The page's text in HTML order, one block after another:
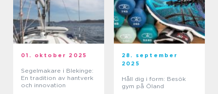
01. oktober 2025
Segelmakare i Blekinge:
En tradition av hantverk
och innovation
28. september
2025
Håll dig i form: Besök
gym på Öland